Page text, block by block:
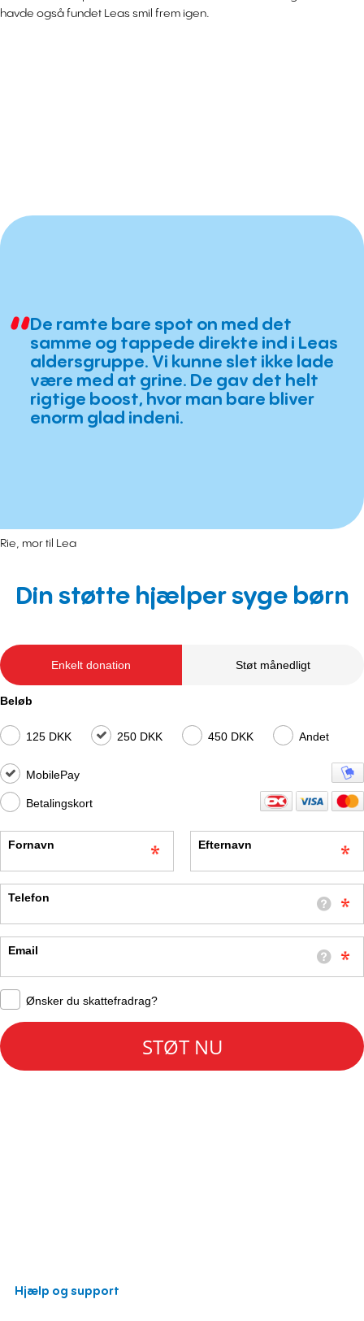
havde også fundet Leas smil frem igen.
De ramte bare spot on med det
samme og tappede direkte ind i Leas
aldersgruppe. Vi kunne slet ikke lade
være med at grine. De gav det helt
rigtige boost, hvor man bare bliver
enorm glad indeni.
Rie, mor til Lea
Din støtte hjælper syge børn
Hjælp og support